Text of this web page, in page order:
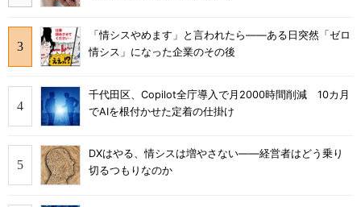
「情シスやめます」と言われたら――ある日突然「ゼロ
情シス」になった企業のその後
千代田区、Copilot全庁導入で月2000時間削減 10カ月
でAIを根付かせた定着の仕掛け
DXはやる、情シスは増やさない――経営者はどう乗り
切るつもりなのか